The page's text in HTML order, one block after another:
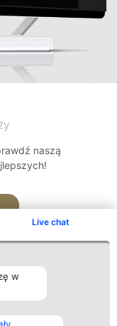
Live chat
w
naszą
Kontakt